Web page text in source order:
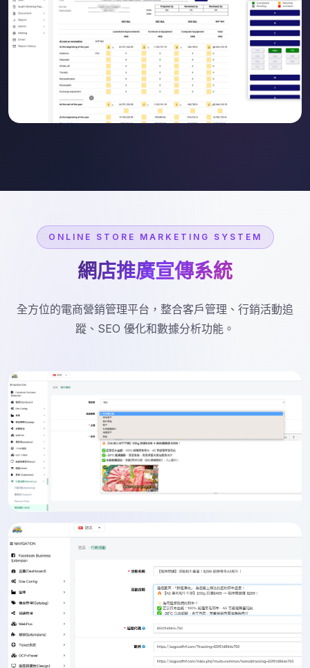
ONLINE STORE MARKETING SYSTEM
網店推廣宣傳系統
全方位的電商營銷管理平台，整合客戶管理、行銷活動追
蹤、SEO 優化和數據分析功能。